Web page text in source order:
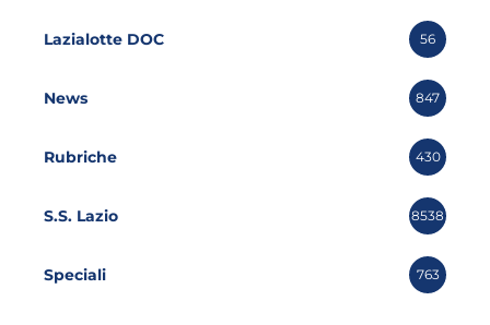
Lazialotte DOC 56
News 847
Rubriche 430
S.S. Lazio 8538
Speciali 763